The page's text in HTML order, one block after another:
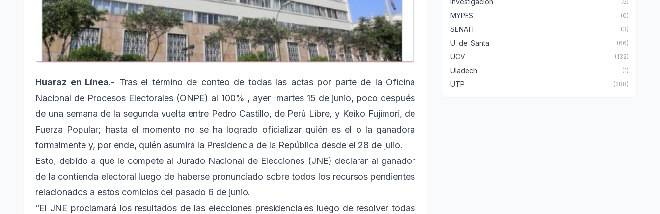
Huaraz en Línea.- Tras el término de conteo de todas las actas por parte de la Oficina
Nacional de Procesos Electorales (ONPE) al 100% , ayer martes 15 de junio, poco después
de una semana de la segunda vuelta entre Pedro Castillo, de Perú Libre, y Keiko Fujimori, de
Fuerza Popular; hasta el momento no se ha logrado oficializar quién es el o la ganadora
formalmente y, por ende, quién asumirá la Presidencia de la República desde el 28 de julio.
Esto, debido a que le compete al Jurado Nacional de Elecciones (JNE) declarar al ganador
de la contienda electoral luego de haberse pronunciado sobre todos los recursos pendientes
relacionados a estos comicios del pasado 6 de junio.
“El JNE proclamará los resultados de las elecciones presidenciales luego de resolver todas
Investigación (5)
MYPES (0)
SENATI (3)
U. del Santa (66)
UCV (132)
Uladech (1)
UTP (288)